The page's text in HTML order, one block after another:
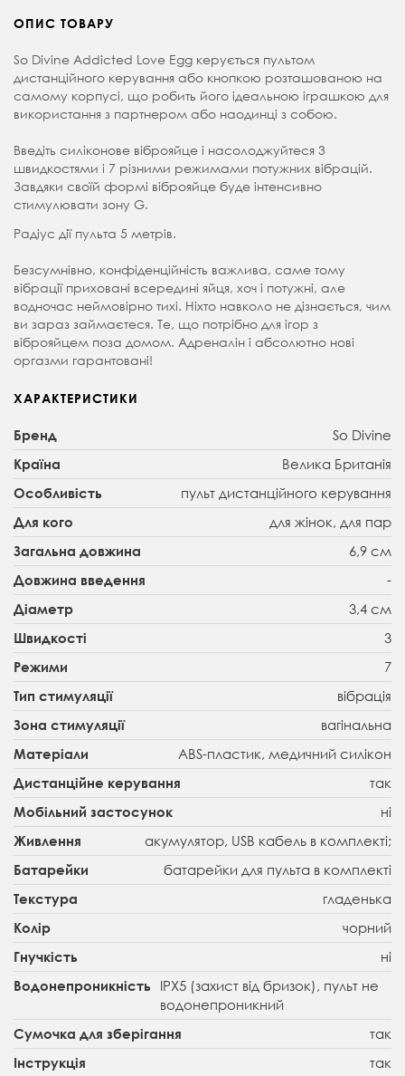
ОПИС ТОВАРУ
So Divine Addicted Love Egg керується пультом
дистанційного керування або кнопкою розташованою на
самому корпусі, що робить його ідеальною іграшкою для
використання з партнером або наодинці з собою.
Введіть силіконове віброяйце і насолоджуйтеся 3
швидкостями і 7 різними режимами потужних вібрацій.
Завдяки своїй формі віброяйце буде інтенсивно
стимулювати зону G.
Радіус дії пульта 5 метрів.
Безсумнівно, конфіденційність важлива, саме тому
вібрації приховані всередині яйця, хоч і потужні, але
водночас неймовірно тихі. Ніхто навколо не дізнається, чим
ви зараз займаєтеся. Те, що потрібно для ігор з
віброяйцем поза домом. Адреналін і абсолютно нові
оргазми гарантовані!
ХАРАКТЕРИСТИКИ
Бренд So Divine
Країна Велика Британія
Особливість пульт дистанційного керування
Для кого для жінок, для пар
Загальна довжина 6,9 см
Довжина введення -
Діаметр 3,4 см
Швидкості 3
Режими 7
Тип стимуляції вібрація
Зона стимуляції вагінальна
Матеріали ABS-пластик, медичний силікон
Дистанційне керування так
Мобільний застосунок ні
Живлення акумулятор, USB кабель в комплекті;
Батарейки батарейки для пульта в комплекті
Текстура гладенька
Колір чорний
Гнучкість ні
Водонепроникність
IPX5 (захист від бризок), пульт не
водонепроникний
Сумочка для зберігання так
Інструкція так